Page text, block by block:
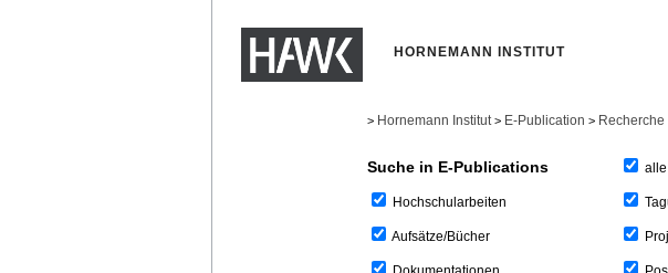
HORNEMANN INSTITUT
> Hornemann Institut > E-Publication > Recherche
Suche in E-Publications
Hochschularbeiten
Aufsätze/Bücher
alle